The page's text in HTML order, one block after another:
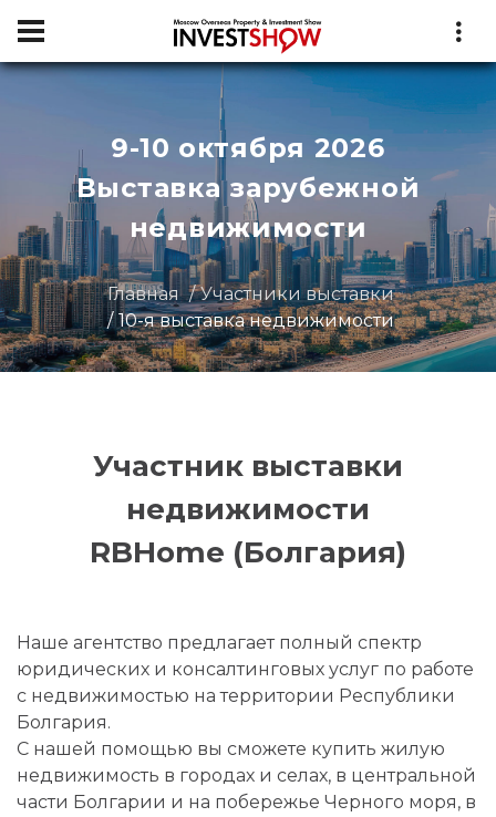
9-10 октября 2026
Выставка зарубежной
недвижимости
Главная
Участники выставки
10-я выставка недвижимости
Участник выставки
недвижимости
RBHome (Болгария)
Наше агентство предлагает полный спектр
юридических и консалтинговых услуг по работе
с недвижимостью на территории Республики
Болгария.
С нашей помощью вы сможете купить жилую
недвижимость в городах и селах, в центральной
части Болгарии и на побережье Черного моря, в